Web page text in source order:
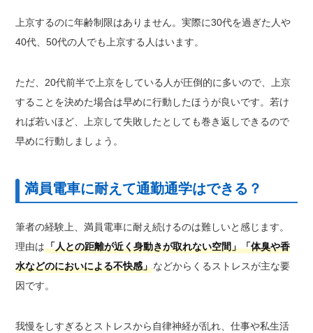
上京するのに年齢制限はありません。実際に30代を過ぎた人や
40代、50代の人でも上京する人はいます。
ただ、20代前半で上京をしている人が圧倒的に多いので、上京
することを決めた場合は早めに行動したほうが良いです。若け
れば若いほど、上京して失敗したとしても巻き返しできるので
早めに行動しましょう。
満員電車に耐えて通勤通学はできる？
筆者の経験上、満員電車に耐え続けるのは難しいと感じます。
理由は「人との距離が近く身動きが取れない空間」「体臭や香
水などのにおいによる不快感」などからくるストレスが主な要
因です。
我慢をしすぎるとストレスから自律神経が乱れ、仕事や私生活